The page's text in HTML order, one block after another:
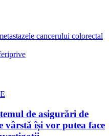
cancerului colorectal
de asigurări de
vârstă își vor putea face